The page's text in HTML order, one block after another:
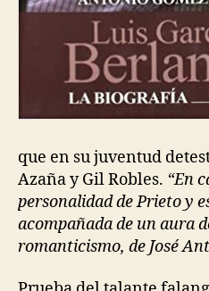
que en su juventud
Azaña y Gil Robles. “En
personalidad de Prieto y
acompañada de un aura
romanticismo, de José